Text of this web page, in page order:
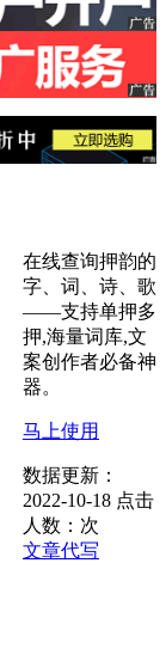
在线查询押韵的
字、词、诗、歌
——支持单押多
押,海量词库,文
案创作者必备神
器。
马上使用
数据更新：
2022-10-18 点击
人数： 次
文章代写